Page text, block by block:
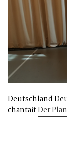
Deutschland
chantaitDer